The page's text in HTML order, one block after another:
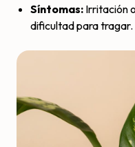
Síntomas: Irritación
dificultad para tragar.